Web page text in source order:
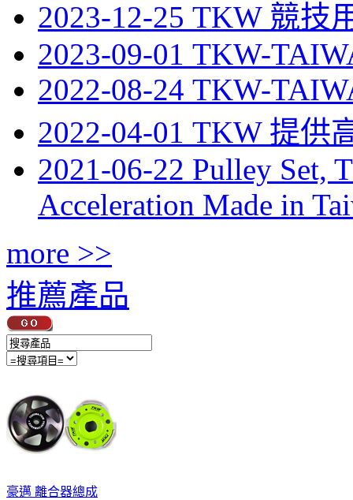
2023-12-25 TKW 競技
2023-09-01 TKW-
2022-08-24 TKW-
2022-04-01 TKW 提供
2021-06-22 Pulley Set,
Acceleration Made in
more >>
推薦產品
豪邁 離合器總成